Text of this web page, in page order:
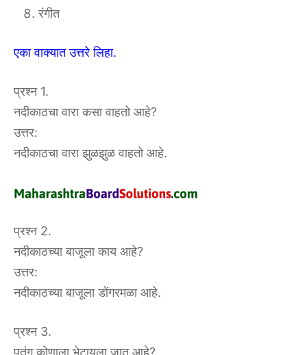
रंगीत
एका वाक्यात उत्तरे लिहा.
प्रश्न 1.
नदीकाठचा वारा कसा वाहतो आहे?
उत्तर:
नदीकाठचा वारा झुळझुळ वाहतो आहे.
प्रश्न 2.
नदीकाठच्या बाजूला काय आहे?
उत्तर:
नदीकाठच्या बाजूला डोंगरमळा आहे.
प्रश्न 3.
पतंग कोणाला भेटायला जात आहे?